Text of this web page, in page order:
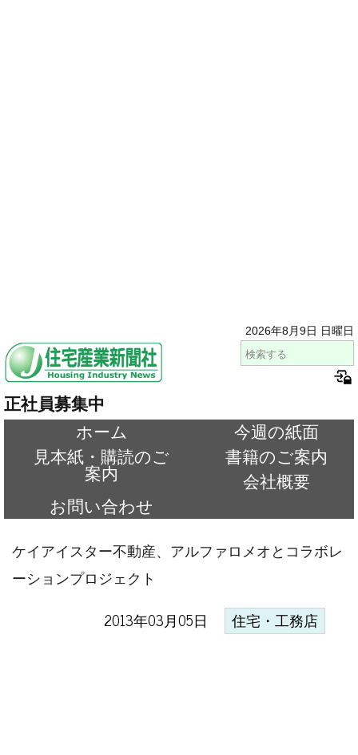
2026年8月9日 日曜日
正社員募集中
ホーム
今週の紙面
見本紙・購読のご
案内
書籍のご案内
会社概要
お問い合わせ
ケイアイスター不動産、アルファロメオとコラボレ
ーションプロジェクト
2013年03月05日 住宅・工務店